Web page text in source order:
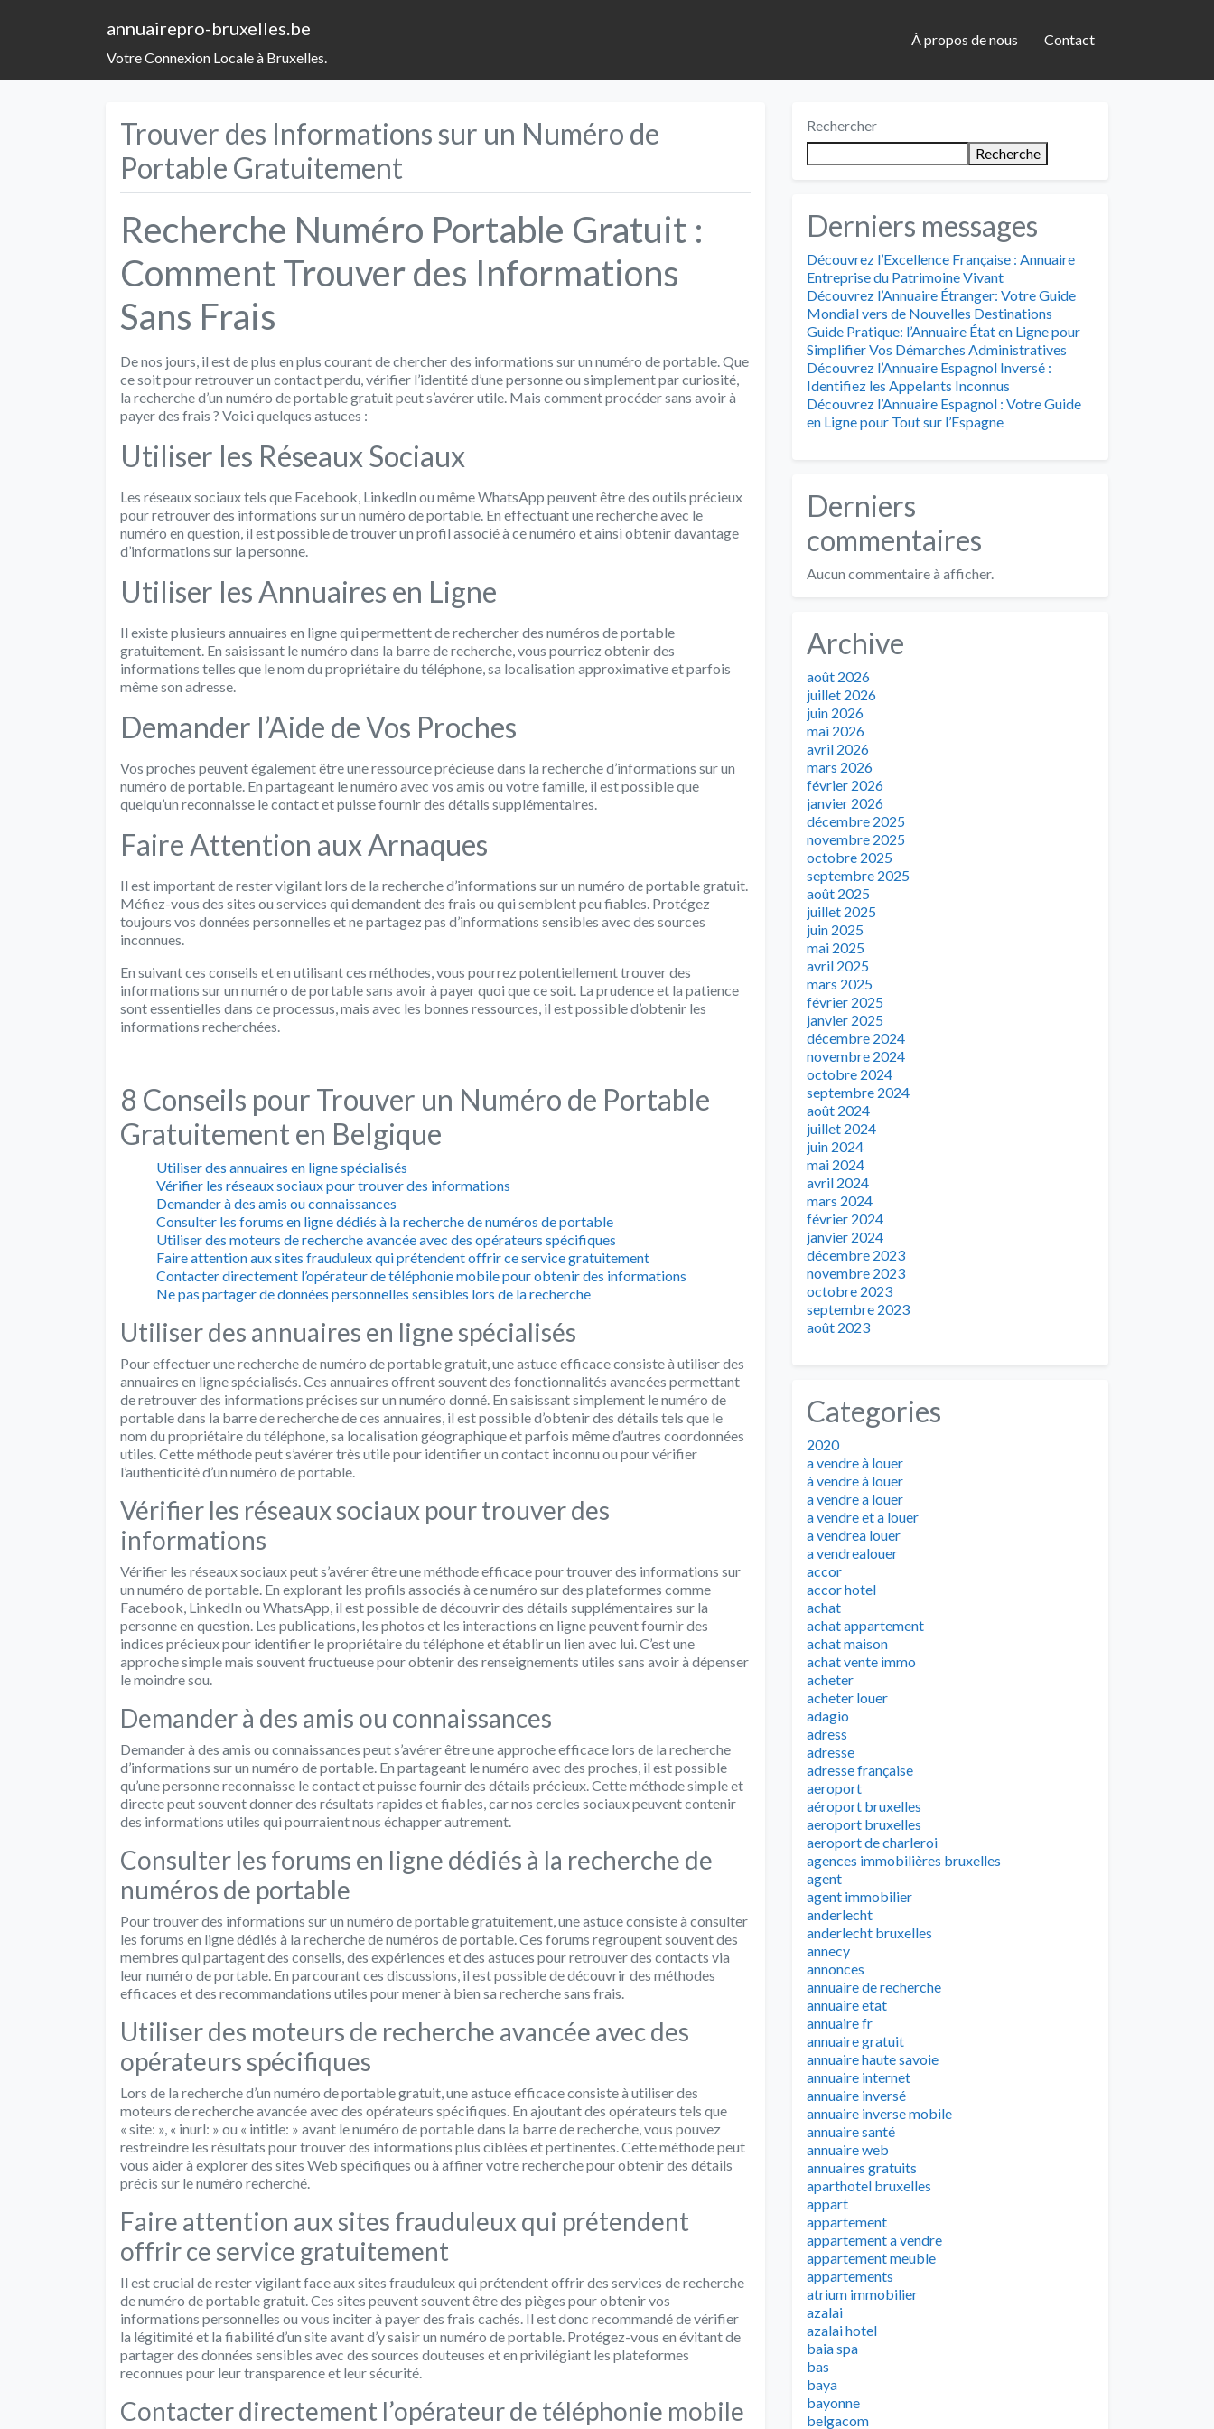
annuairepro-bruxelles.be
Votre Connexion Locale à Bruxelles.
À propos de nous Contact
Trouver des Informations sur un Numéro de
Portable Gratuitement
Recherche Numéro Portable Gratuit :
Comment Trouver des Informations
Sans Frais
De nos jours, il est de plus en plus courant de chercher des informations sur un numéro de portable. Que
ce soit pour retrouver un contact perdu, vérifier l’identité d’une personne ou simplement par curiosité,
la recherche d’un numéro de portable gratuit peut s’avérer utile. Mais comment procéder sans avoir à
payer des frais ? Voici quelques astuces :
Utiliser les Réseaux Sociaux
Les réseaux sociaux tels que Facebook, LinkedIn ou même WhatsApp peuvent être des outils précieux
pour retrouver des informations sur un numéro de portable. En effectuant une recherche avec le
numéro en question, il est possible de trouver un profil associé à ce numéro et ainsi obtenir davantage
d’informations sur la personne.
Utiliser les Annuaires en Ligne
Il existe plusieurs annuaires en ligne qui permettent de rechercher des numéros de portable
gratuitement. En saisissant le numéro dans la barre de recherche, vous pourriez obtenir des
informations telles que le nom du propriétaire du téléphone, sa localisation approximative et parfois
même son adresse.
Demander l’Aide de Vos Proches
Vos proches peuvent également être une ressource précieuse dans la recherche d’informations sur un
numéro de portable. En partageant le numéro avec vos amis ou votre famille, il est possible que
quelqu’un reconnaisse le contact et puisse fournir des détails supplémentaires.
Faire Attention aux Arnaques
Il est important de rester vigilant lors de la recherche d’informations sur un numéro de portable gratuit.
Méfiez-vous des sites ou services qui demandent des frais ou qui semblent peu fiables. Protégez
toujours vos données personnelles et ne partagez pas d’informations sensibles avec des sources
inconnues.
En suivant ces conseils et en utilisant ces méthodes, vous pourrez potentiellement trouver des
informations sur un numéro de portable sans avoir à payer quoi que ce soit. La prudence et la patience
sont essentielles dans ce processus, mais avec les bonnes ressources, il est possible d’obtenir les
informations recherchées.
8 Conseils pour Trouver un Numéro de Portable
Gratuitement en Belgique
Utiliser des annuaires en ligne spécialisés
Vérifier les réseaux sociaux pour trouver des informations
Demander à des amis ou connaissances
Consulter les forums en ligne dédiés à la recherche de numéros de portable
Utiliser des moteurs de recherche avancée avec des opérateurs spécifiques
Faire attention aux sites frauduleux qui prétendent offrir ce service gratuitement
Contacter directement l’opérateur de téléphonie mobile pour obtenir des informations
Ne pas partager de données personnelles sensibles lors de la recherche
Utiliser des annuaires en ligne spécialisés
Pour effectuer une recherche de numéro de portable gratuit, une astuce efficace consiste à utiliser des
annuaires en ligne spécialisés. Ces annuaires offrent souvent des fonctionnalités avancées permettant
de retrouver des informations précises sur un numéro donné. En saisissant simplement le numéro de
portable dans la barre de recherche de ces annuaires, il est possible d’obtenir des détails tels que le
nom du propriétaire du téléphone, sa localisation géographique et parfois même d’autres coordonnées
utiles. Cette méthode peut s’avérer très utile pour identifier un contact inconnu ou pour vérifier
l’authenticité d’un numéro de portable.
Vérifier les réseaux sociaux pour trouver des
informations
Vérifier les réseaux sociaux peut s’avérer être une méthode efficace pour trouver des informations sur
un numéro de portable. En explorant les profils associés à ce numéro sur des plateformes comme
Facebook, LinkedIn ou WhatsApp, il est possible de découvrir des détails supplémentaires sur la
personne en question. Les publications, les photos et les interactions en ligne peuvent fournir des
indices précieux pour identifier le propriétaire du téléphone et établir un lien avec lui. C’est une
approche simple mais souvent fructueuse pour obtenir des renseignements utiles sans avoir à dépenser
le moindre sou.
Demander à des amis ou connaissances
Demander à des amis ou connaissances peut s’avérer être une approche efficace lors de la recherche
d’informations sur un numéro de portable. En partageant le numéro avec des proches, il est possible
qu’une personne reconnaisse le contact et puisse fournir des détails précieux. Cette méthode simple et
directe peut souvent donner des résultats rapides et fiables, car nos cercles sociaux peuvent contenir
des informations utiles qui pourraient nous échapper autrement.
Consulter les forums en ligne dédiés à la recherche de
numéros de portable
Pour trouver des informations sur un numéro de portable gratuitement, une astuce consiste à consulter
les forums en ligne dédiés à la recherche de numéros de portable. Ces forums regroupent souvent des
membres qui partagent des conseils, des expériences et des astuces pour retrouver des contacts via
leur numéro de portable. En parcourant ces discussions, il est possible de découvrir des méthodes
efficaces et des recommandations utiles pour mener à bien sa recherche sans frais.
Utiliser des moteurs de recherche avancée avec des
opérateurs spécifiques
Lors de la recherche d’un numéro de portable gratuit, une astuce efficace consiste à utiliser des
moteurs de recherche avancée avec des opérateurs spécifiques. En ajoutant des opérateurs tels que
« site: », « inurl: » ou « intitle: » avant le numéro de portable dans la barre de recherche, vous pouvez
restreindre les résultats pour trouver des informations plus ciblées et pertinentes. Cette méthode peut
vous aider à explorer des sites Web spécifiques ou à affiner votre recherche pour obtenir des détails
précis sur le numéro recherché.
Faire attention aux sites frauduleux qui prétendent
offrir ce service gratuitement
Il est crucial de rester vigilant face aux sites frauduleux qui prétendent offrir des services de recherche
de numéro de portable gratuit. Ces sites peuvent souvent être des pièges pour obtenir vos
informations personnelles ou vous inciter à payer des frais cachés. Il est donc recommandé de vérifier
la légitimité et la fiabilité d’un site avant d’y saisir un numéro de portable. Protégez-vous en évitant de
partager des données sensibles avec des sources douteuses et en privilégiant les plateformes
reconnues pour leur transparence et leur sécurité.
Contacter directement l’opérateur de téléphonie mobile
Rechercher
Recherche
Derniers messages
Découvrez l’Excellence Française : Annuaire
Entreprise du Patrimoine Vivant
Découvrez l’Annuaire Étranger: Votre Guide
Mondial vers de Nouvelles Destinations
Guide Pratique: l’Annuaire État en Ligne pour
Simplifier Vos Démarches Administratives
Découvrez l’Annuaire Espagnol Inversé :
Identifiez les Appelants Inconnus
Découvrez l’Annuaire Espagnol : Votre Guide
en Ligne pour Tout sur l’Espagne
Derniers
commentaires
Aucun commentaire à afficher.
Archive
août 2026
juillet 2026
juin 2026
mai 2026
avril 2026
mars 2026
février 2026
janvier 2026
décembre 2025
novembre 2025
octobre 2025
septembre 2025
août 2025
juillet 2025
juin 2025
mai 2025
avril 2025
mars 2025
février 2025
janvier 2025
décembre 2024
novembre 2024
octobre 2024
septembre 2024
août 2024
juillet 2024
juin 2024
mai 2024
avril 2024
mars 2024
février 2024
janvier 2024
décembre 2023
novembre 2023
octobre 2023
septembre 2023
août 2023
Categories
2020
a vendre à louer
à vendre à louer
a vendre a louer
a vendre et a louer
a vendrea louer
a vendrealouer
accor
accor hotel
achat
achat appartement
achat maison
achat vente immo
acheter
acheter louer
adagio
adress
adresse
adresse française
aeroport
aéroport bruxelles
aeroport bruxelles
aeroport de charleroi
agences immobilières bruxelles
agent
agent immobilier
anderlecht
anderlecht bruxelles
annecy
annonces
annuaire de recherche
annuaire etat
annuaire fr
annuaire gratuit
annuaire haute savoie
annuaire internet
annuaire inversé
annuaire inverse mobile
annuaire santé
annuaire web
annuaires gratuits
aparthotel bruxelles
appart
appartement
appartement a vendre
appartement meuble
appartements
atrium immobilier
azalai
azalai hotel
baia spa
bas
baya
bayonne
belgacom